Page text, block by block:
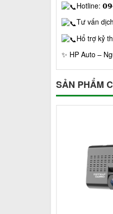
Hotline:
Tư vấn
Hổ trợ kỷ
✨ HP Auto –
SẢN PHẨM